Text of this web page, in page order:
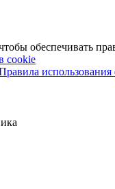
обеспечивать
cookie